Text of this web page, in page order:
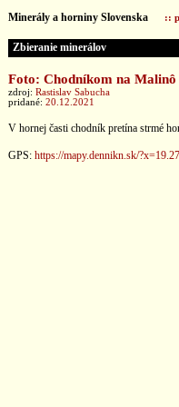
Minerály a horniny Slovenska ::
Zbieranie minerálov
Foto: Chodníkom na Malinô
zdroj: Rastislav Sabucha
pridané: 20.12.2021
V hornej časti chodník pretína strmé
GPS: https://mapy.dennikn.sk/